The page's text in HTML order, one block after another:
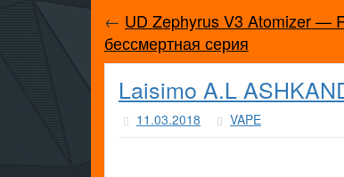
← UD Zephyrus V3 Atomizer —
бессмертная серия
Laisimo A.L
11.03.2018 VAPE